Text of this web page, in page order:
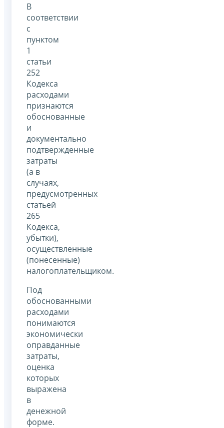
В
соответствии
с
пунктом
1
статьи
252
Кодекса
расходами
признаются
обоснованные
и
документально
подтвержденные
затраты
(а в
случаях,
предусмотренных
статьей
265
Кодекса,
убытки),
осуществленные
(понесенные)
налогоплательщиком.
Под
обоснованными
расходами
понимаются
экономически
оправданные
затраты,
оценка
которых
выражена
в
денежной
форме.